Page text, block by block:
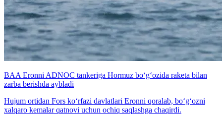
BAA Eronni ADNOC tankeriga Hormuz bo‘g‘ozida raketa bilan
zarba berishda aybladi
Hujum ortidan Fors ko‘rfazi davlatlari Eronni qoralab, bo‘g‘ozni
xalqaro kemalar qatnovi uchun ochiq saqlashga chaqirdi.